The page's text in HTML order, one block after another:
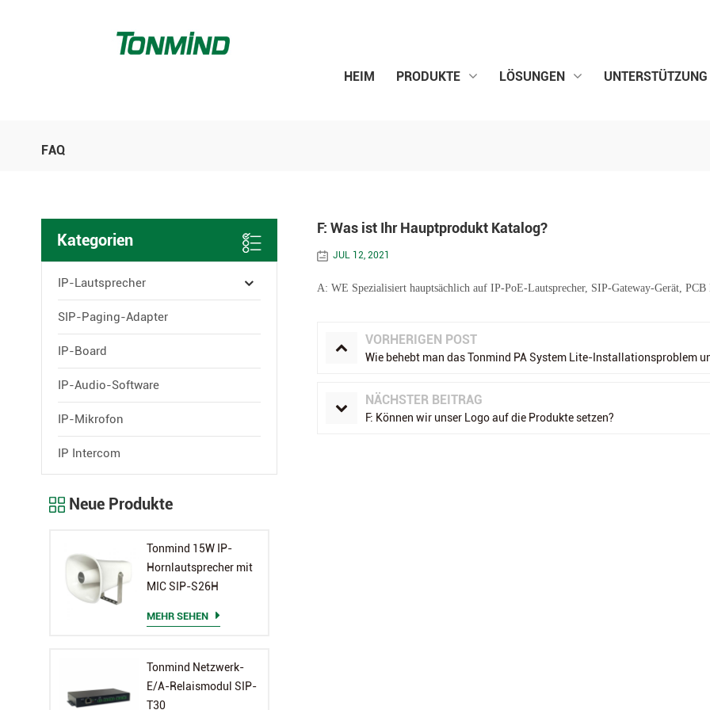
HEIM PRODUKTE LÖSUNGEN UNTERSTÜTZUNG
FAQ
Kategorien
IP-Lautsprecher
SIP-Paging-Adapter
IP-Board
IP-Audio-Software
IP-Mikrofon
IP Intercom
Neue Produkte
Tonmind 15W IP-
Hornlautsprecher mit
MIC SIP-S26H
MEHR SEHEN
Tonmind Netzwerk-
E/A-Relaismodul SIP-
T30
F: Was ist Ihr Hauptprodukt Katalog?
JUL 12, 2021
A: WE Spezialisiert hauptsächlich auf IP-PoE-Lautsprecher, SIP-Gateway-Gerät, PCB
VORHERIGEN POST
Wie behebt man das Tonmind PA System Lite-Installationsproblem
NÄCHSTER BEITRAG
F: Können wir unser Logo auf die Produkte setzen?